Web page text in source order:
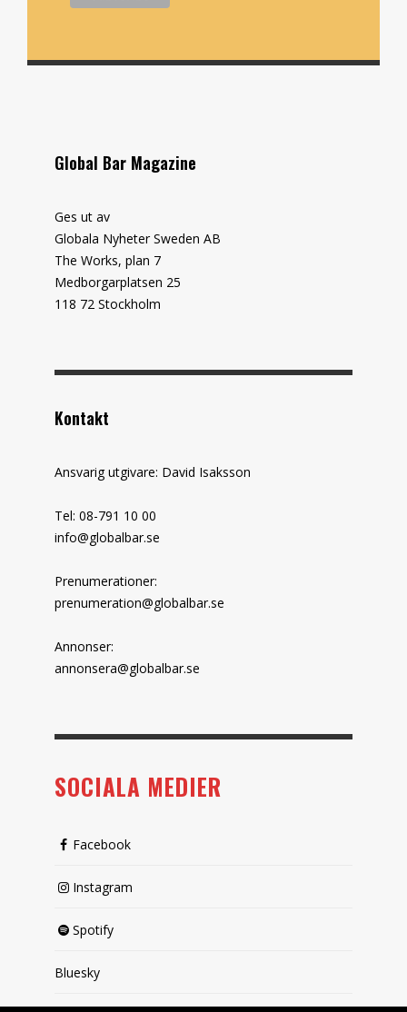
Global Bar Magazine
Ges ut av
Globala Nyheter Sweden AB
The Works, plan 7
Medborgarplatsen 25
118 72 Stockholm
Kontakt
Ansvarig utgivare: David Isaksson
Tel: 08-791 10 00
info@globalbar.se
Prenumerationer:
prenumeration@globalbar.se
Annonser:
annonsera@globalbar.se
SOCIALA MEDIER
Facebook
Instagram
Spotify
Bluesky